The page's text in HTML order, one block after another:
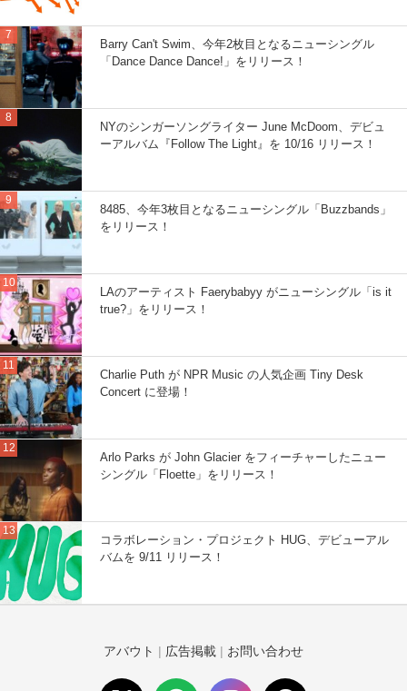
Barry Can't Swim、今年2枚目となるニューシングル
「Dance Dance Dance!」をリリース！
NYのシンガーソングライター June McDoom、デビュ
ーアルバム『Follow The Light』を 10/16 リリース！
8485、今年3枚目となるニューシングル「Buzzbands」
をリリース！
LAのアーティスト Faerybabyy がニューシングル「is it
true?」をリリース！
Charlie Puth が NPR Music の人気企画 Tiny Desk
Concert に登場！
Arlo Parks が John Glacier をフィーチャーしたニュー
シングル「Floette」をリリース！
コラボレーション・プロジェクト HUG、デビューアル
バムを 9/11 リリース！
アバウト | 広告掲載 | お問い合わせ